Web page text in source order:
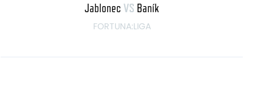
Jablonec VS Baník
FORTUNA:LIGA